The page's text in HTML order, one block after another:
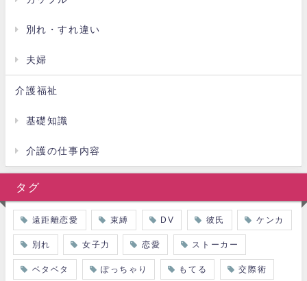
別れ・すれ違い
夫婦
介護福祉
基礎知識
介護の仕事内容
タグ
遠距離恋愛 束縛 DV 彼氏 ケンカ
別れ 女子力 恋愛 ストーカー
ベタベタ ぽっちゃり もてる 交際術